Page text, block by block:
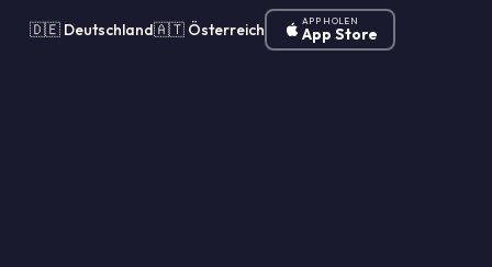
🇩🇪 Deutschland🇦🇹 Österreich APP HOLEN
App Store